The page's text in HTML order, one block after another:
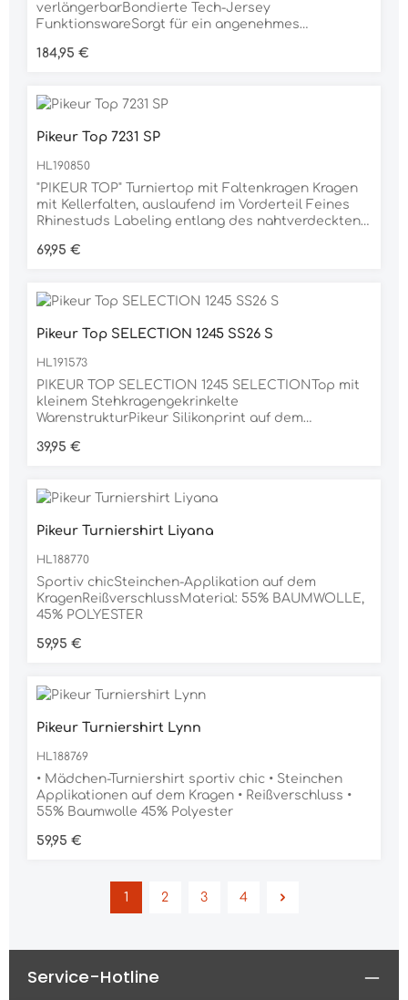
verlängerbarBondierte Tech-Jersey
FunktionswareSorgt für ein angenehmes
TragekomfortDezent tonnige Rhinestone-
POLYAMID, 15% ELASTAN
Regulärer Preis:
184,95 €
Pikeur Top 7231 SP
HL190850
"PIKEUR TOP" Turniertop mit Faltenkragen Kragen
mit Kellerfalten, auslaufend im Vorderteil Feines
Rhinestuds Labeling entlang des nahtverdeckten
ELASTAN
Regulärer Preis:
69,95 €
Pikeur Top SELECTION 1245 SS26 S
HL191573
PIKEUR TOP SELECTION 1245 SELECTIONTop mit
kleinem Stehkragengekrinkelte
WarenstrukturPikeur Silikonprint auf dem
Regulärer Preis:
39,95 €
Pikeur Turniershirt Liyana
HL188770
Sportiv chicSteinchen-Applikation auf dem
KragenReißverschlussMaterial: 55% BAUMWOLLE,
45% POLYESTER
Regulärer Preis:
59,95 €
Pikeur Turniershirt Lynn
HL188769
• Mädchen-Turniershirt sportiv chic • Steinchen
Applikationen auf dem Kragen • Reißverschluss •
55% Baumwolle 45% Polyester
Regulärer Preis:
59,95 €
Seite
1
Seite
2
Seite
3
Seite
4
Service-Hotline